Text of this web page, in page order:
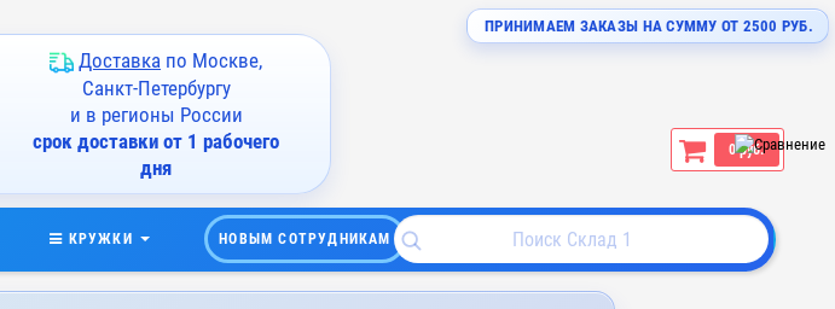
ПРИНИМАЕМ ЗАКАЗЫ НА СУММУ ОТ 2500 РУБ.
Доставка по Москве,
Санкт-Петербургу
и в регионы России
срок доставки от 1 рабочего
дня
0 руб.
КРУЖКИ НОВЫМ СОТРУДНИКАМ